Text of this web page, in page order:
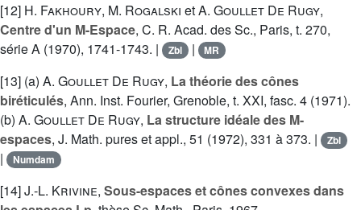
[12] H. Fakhoury, M. Rogalski etA. Goullet De Rugy,
Centre d'un M-Espace, C. R. Acad. des Sc., Paris, t. 270,
série A (1970), 1741-1743. |
Zbl | MR
[13] (a) A. Goullet De Rugy, La théorie des cônes
biréticulés, Ann. Inst. Fourier, Grenoble, t. XXI, fasc. 4 (1971).
(b) A. Goullet De Rugy, La structure idéale des M-
espaces, J. Math. pures et appl., 51 (1972), 331 à 373. | Zbl
| Numdam
[14]J.-L. Krivine, Sous-espaces et cônes convexes dans